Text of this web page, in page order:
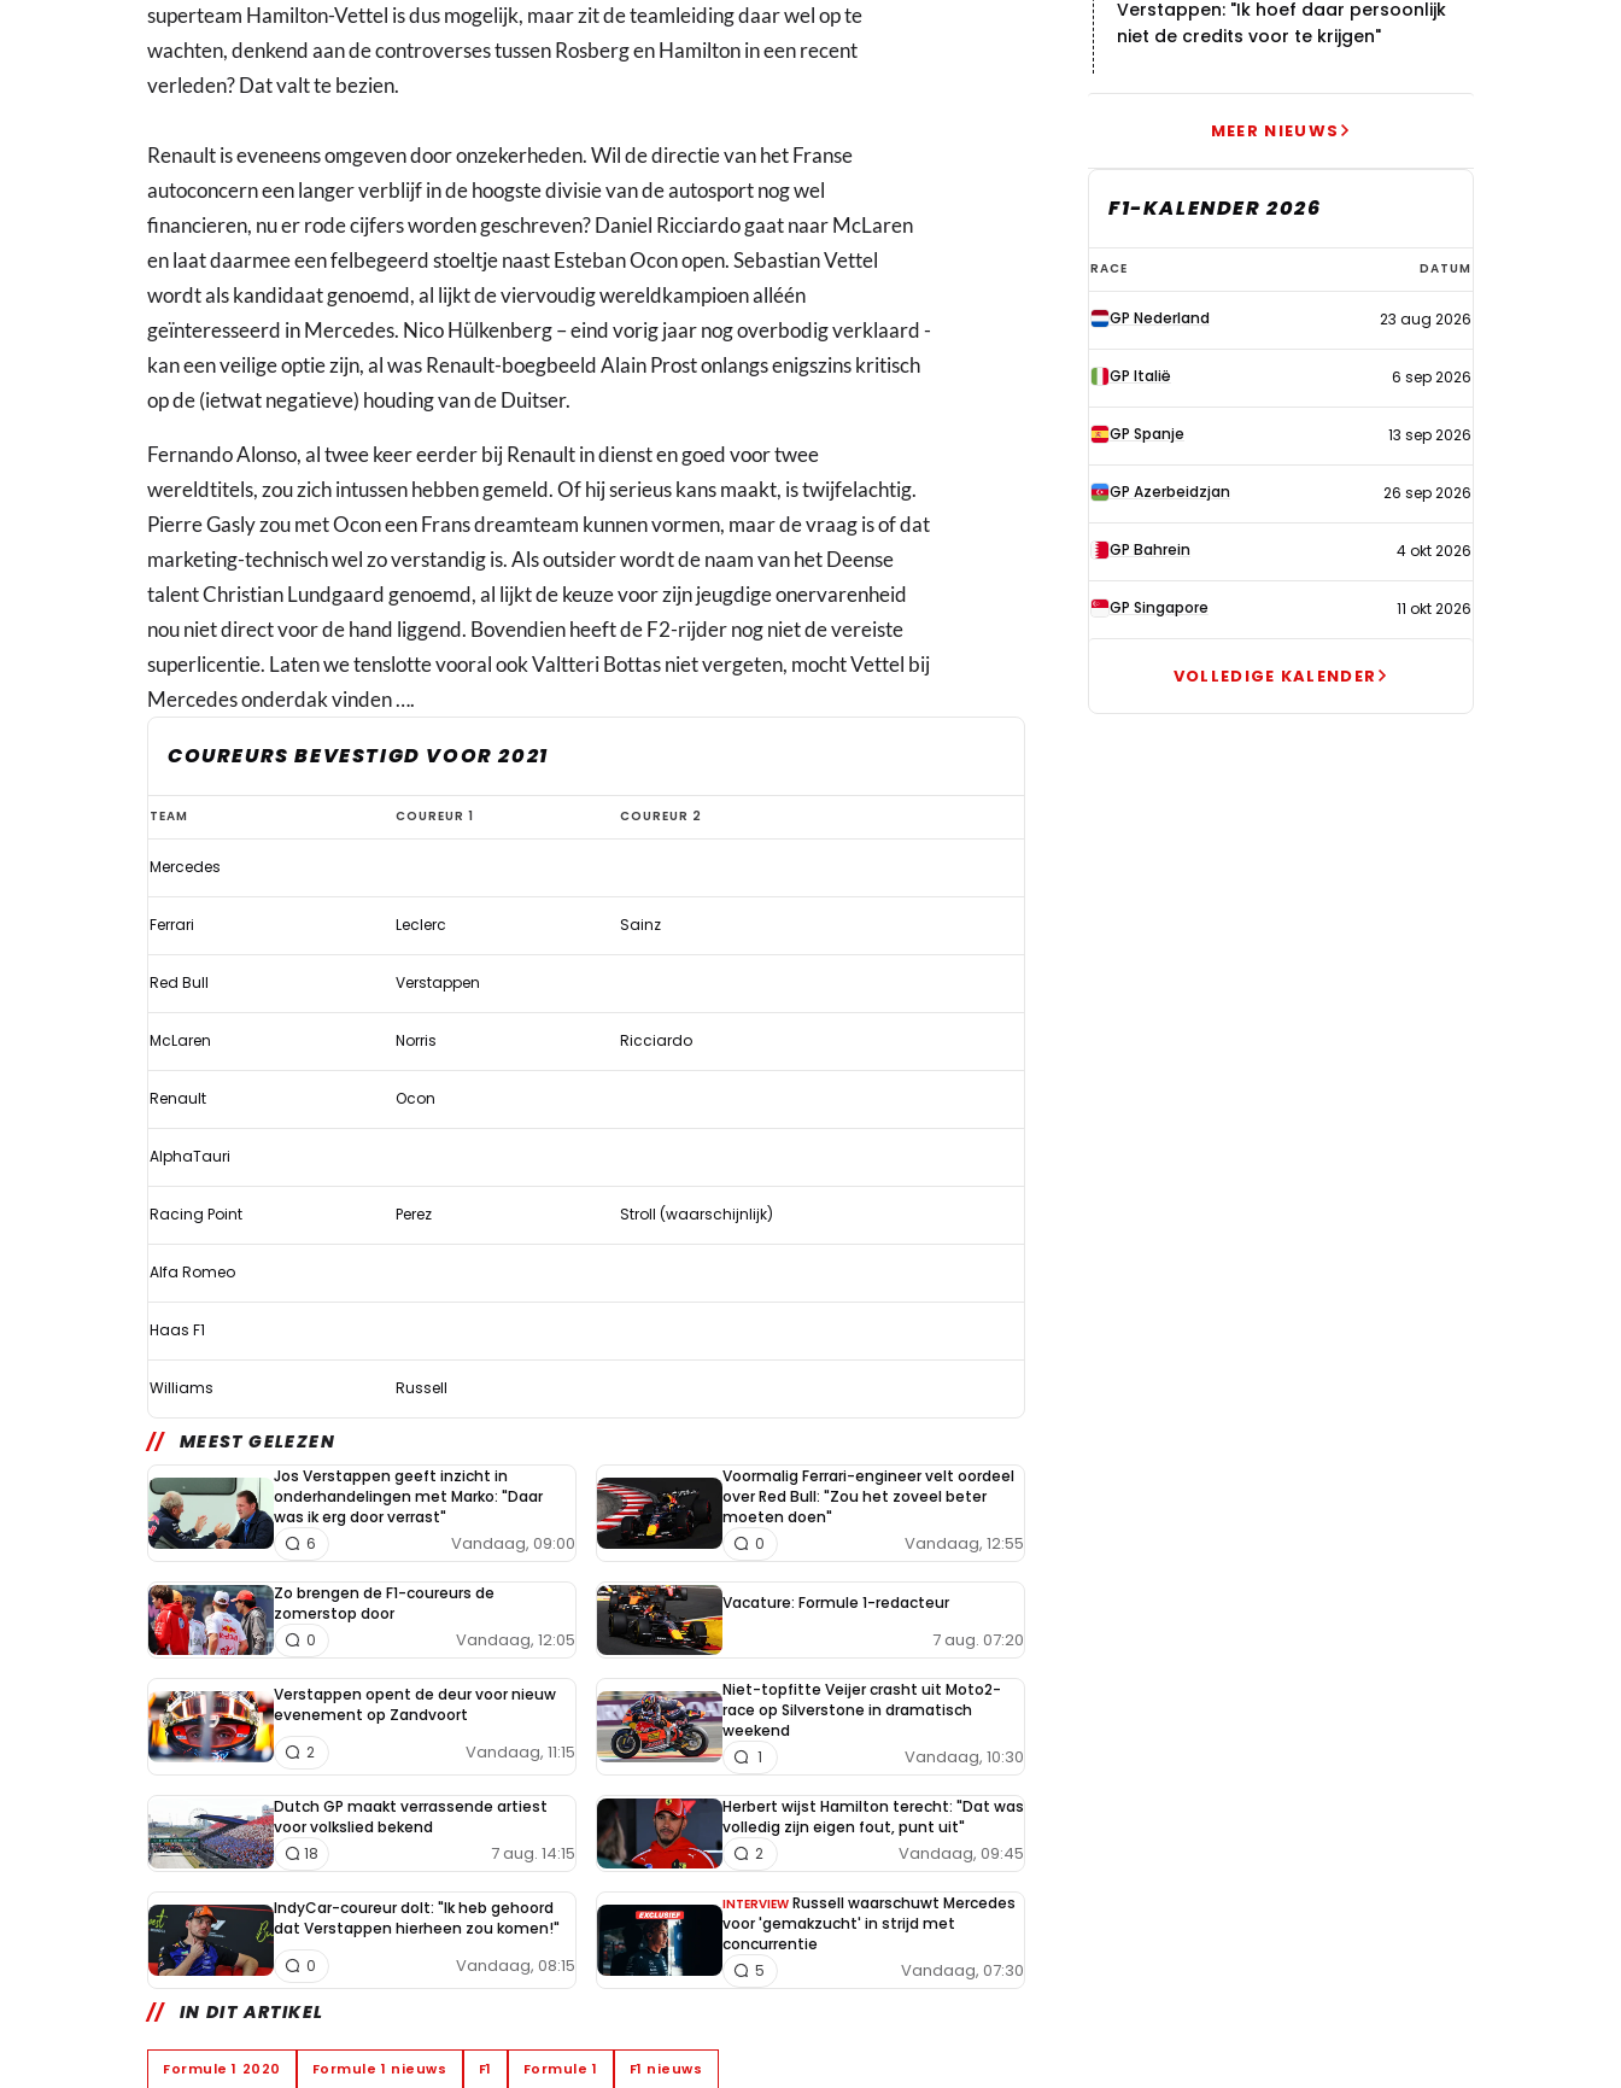
superteam Hamilton-Vettel is dus mogelijk, maar zit de teamleiding daar wel op te
wachten, denkend aan de controverses tussen Rosberg en Hamilton in een recent
verleden? Dat valt te bezien.
Renault is eveneens omgeven door onzekerheden. Wil de directie van het Franse
autoconcern een langer verblijf in de hoogste divisie van de autosport nog wel
financieren, nu er rode cijfers worden geschreven? Daniel Ricciardo gaat naar McLaren
en laat daarmee een felbegeerd stoeltje naast Esteban Ocon open. Sebastian Vettel
wordt als kandidaat genoemd, al lijkt de viervoudig wereldkampioen alléén
geïnteresseerd in Mercedes. Nico Hülkenberg – eind vorig jaar nog overbodig verklaard -
kan een veilige optie zijn, al was Renault-boegbeeld Alain Prost onlangs enigszins kritisch
op de (ietwat negatieve) houding van de Duitser.
Fernando Alonso, al twee keer eerder bij Renault in dienst en goed voor twee
wereldtitels, zou zich intussen hebben gemeld. Of hij serieus kans maakt, is twijfelachtig.
Pierre Gasly zou met Ocon een Frans dreamteam kunnen vormen, maar de vraag is of dat
marketing-technisch wel zo verstandig is. Als outsider wordt de naam van het Deense
talent Christian Lundgaard genoemd, al lijkt de keuze voor zijn jeugdige onervarenheid
nou niet direct voor de hand liggend. Bovendien heeft de F2-rijder nog niet de vereiste
superlicentie. Laten we tenslotte vooral ook Valtteri Bottas niet vergeten, mocht Vettel bij
Mercedes onderdak vinden ….
COUREURS BEVESTIGD VOOR 2021
Silly
season
op
volle
dit
is
wat
TEAM COUREUR 1 COUREUR 2
Mercedes
Ferrari Leclerc Sainz
Red Bull Verstappen
McLaren Norris Ricciardo
Renault Ocon
AlphaTauri
Racing Point Perez Stroll (waarschijnlijk)
Alfa Romeo
Haas F1
Williams Russell
MEEST GELEZEN
Jos Verstappen geeft inzicht in
onderhandelingen met Marko: "Daar
was ik erg door verrast"
Vandaag, 09:00
6
Voormalig Ferrari-engineer velt oordeel
over Red Bull: "Zou het zoveel beter
moeten doen"
Vandaag, 12:55
0
Zo brengen de F1-coureurs de
zomerstop door
Vandaag, 12:05
0
Vacature: Formule 1-redacteur
7 aug. 07:20
Verstappen opent de deur voor nieuw
evenement op Zandvoort
Vandaag, 11:15
2
Niet-topfitte Veijer crasht uit Moto2-
race op Silverstone in dramatisch
weekend
Vandaag, 10:30
1
Dutch GP maakt verrassende artiest
voor volkslied bekend
7 aug. 14:15
18
Herbert wijst Hamilton terecht: "Dat was
volledig zijn eigen fout, punt uit"
Vandaag, 09:45
2
IndyCar-coureur dolt: "Ik heb gehoord
dat Verstappen hierheen zou komen!"
Vandaag, 08:15
0
INTERVIEW Russell waarschuwt Mercedes
voor 'gemakzucht' in strijd met
concurrentie
Vandaag, 07:30
5
IN DIT ARTIKEL
Formule 1 2020 Formule 1 nieuws F1 Formule 1 F1 nieuws
Verstappen: "Ik hoef daar persoonlijk
niet de credits voor te krijgen"
MEER NIEUWS
F1-KALENDER 2026
F1-
kalender
2026
RACE DATUM
GP Nederland 23 aug 2026
GP Italië 6 sep 2026
GP Spanje 13 sep 2026
GP Azerbeidzjan 26 sep 2026
GP Bahrein 4 okt 2026
GP Singapore 11 okt 2026
VOLLEDIGE KALENDER